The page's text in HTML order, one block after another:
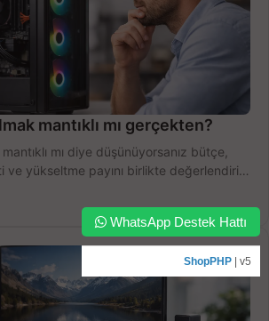
mantıklı mı gerçekten?
mı diye düşünüyorsanız bütçe,
ve yükseltme payını birlikte değerlendirin,
WhatsApp Destek Hattı
ShopPHP | v5